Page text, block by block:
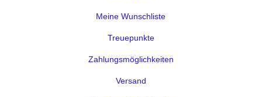
Meine Wunschliste
Treuepunkte
Zahlungsmöglichkeiten
Versand